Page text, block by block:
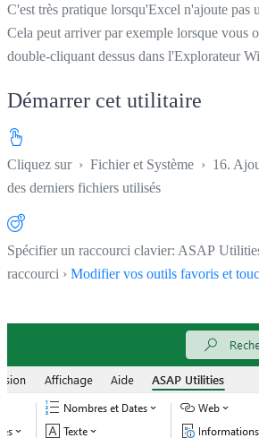
C'est très pratique lorsqu'Excel n'ajoute pas
Cela peut arriver par exemple lorsque vous
double-cliquant dessus dans l'Explorateur
Démarrer cet utilitaire
Cliquez sur › Fichier et Système › 16.
des derniers fichiers utilisés
Spécifier un raccourci clavier: ASAP
raccourci › Modifier vos outils favoris et